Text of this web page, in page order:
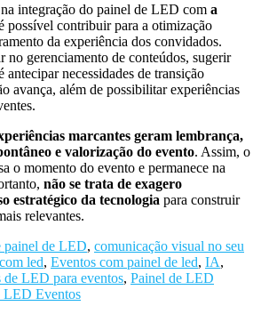
integração do painel de LED com a
possível contribuir para a otimização
da experiência dos convidados.
gerenciamento de conteúdos, sugerir
antecipar necessidades de transição
avança, além de possibilitar experiências
marcantes geram lembrança,
e valorização do evento. Assim, o
o momento do evento e permanece na
não se trata de exagero
estratégico da tecnologia para construir
relevantes.
painel de LED, comunicação visual no seu
led, Eventos com painel de led, IA,
de LED para eventos, Painel de LED
LED Eventos